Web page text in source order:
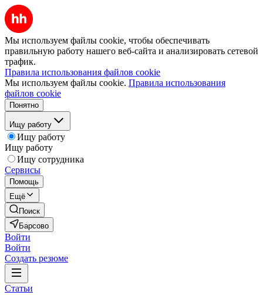
Мы используем файлы cookie, чтобы обеспечивать
правильную работу нашего веб-сайта и анализировать сетевой
трафик.
Правила использования файлов cookie
Мы используем файлы cookie. Правила использования
файлов cookie
Понятно
Ищу работу
Ищу работу
Ищу работу
Ищу сотрудника
Сервисы
Помощь
Ещё
Поиск
Барсово
Войти
Войти
Создать резюме
Статьи